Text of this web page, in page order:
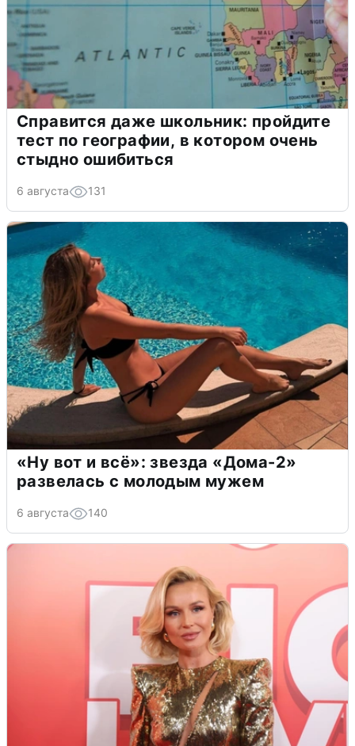
Справится даже школьник: пройдите
тест по географии, в котором очень
стыдно ошибиться
6 августа 131
«Ну вот и всё»: звезда «Дома-2»
развелась с молодым мужем
6 августа 140